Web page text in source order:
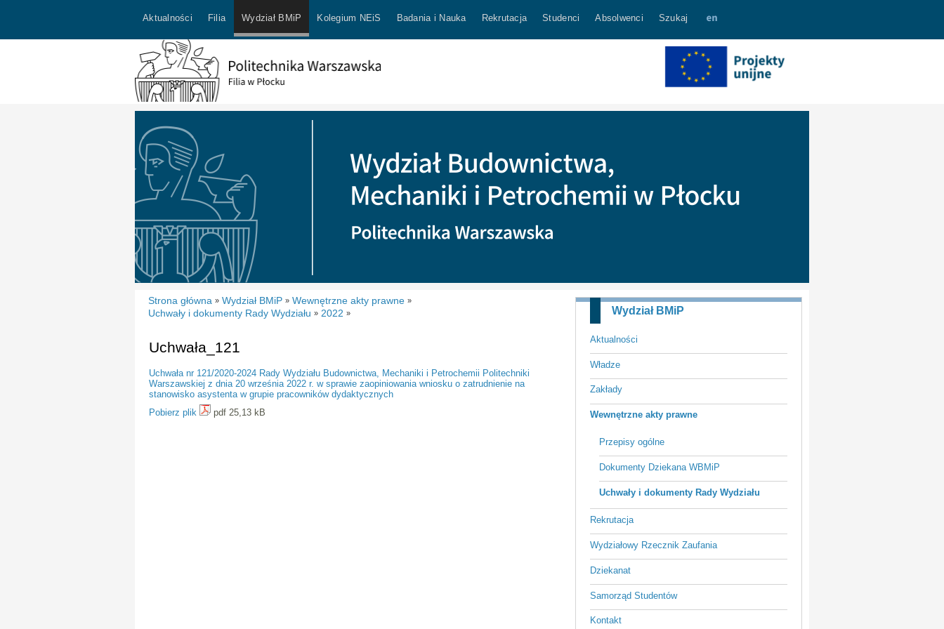
Aktualności Filia Wydział BMiP Kolegium NEiS Badania i Nauka Rekrutacja Studenci Absolwenci Szukaj
Wydział BMiP
Aktualności
Władze
Zakłady
Wewnętrzne akty prawne
Przepisy ogólne
Dokumenty Dziekana WBMiP
Uchwały i dokumenty Rady Wydziału
Rekrutacja
Wydziałowy Rzecznik Zaufania
Dziekanat
Samorząd Studentów
Kontakt
Strona główna » Wydział BMiP » Wewnętrzne akty prawne »
Uchwały i dokumenty Rady Wydziału » 2022 »
Uchwała_121
Uchwała nr 121/2020-2024 Rady Wydziału Budownictwa, Mechaniki i Petrochemii Politechniki
Warszawskiej z dnia 20 września 2022 r. w sprawie zaopiniowania wniosku o zatrudnienie na
stanowisko asystenta w grupie pracowników dydaktycznych
Pobierz plik
pdf 25,13 kB